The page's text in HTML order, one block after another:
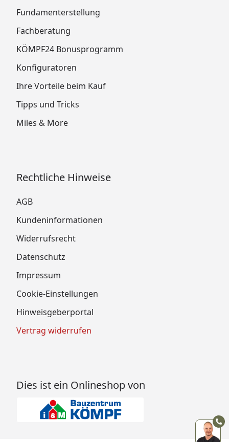
Fundamenterstellung
Fachberatung
KÖMPF24 Bonusprogramm
Konfiguratoren
Ihre Vorteile beim Kauf
Tipps und Tricks
Miles & More
Rechtliche Hinweise
AGB
Kundeninformationen
Widerrufsrecht
Datenschutz
Impressum
Cookie-Einstellungen
Hinweisgeberportal
Vertrag widerrufen
Dies ist ein Onlineshop von